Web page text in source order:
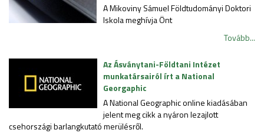
A Mikoviny Sámuel Földtudományi Doktori
Iskola meghívja Önt
Tovább...
Az Ásványtani-Földtani Intézet
munkatársairól írt a National
Georgaphic
A National Geographic online kiadásában
jelent meg cikk a nyáron lezajlott
csehországi barlangkutató merülésről.